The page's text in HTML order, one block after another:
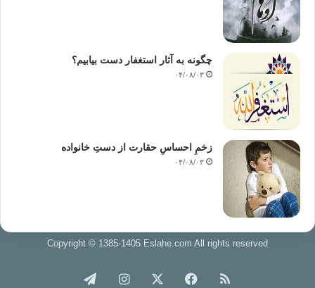
چگونه به آثار استغفار دست بیابیم؟
۰۴/۰۸/۰۳
زخمِ احساسِ حقارت از دستِ خانواده
۰۴/۰۸/۰۳
Copyright © 1385-1405 Eslahe.com All rights reserved
خوراک فیس اینستاگرام